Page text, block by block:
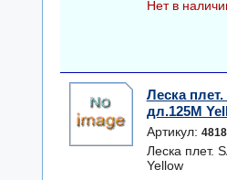
Нет в
Леска
дл.125M
Артикул:
Леска плет.
Yellow